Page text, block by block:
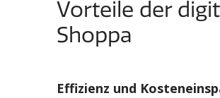
Vorteile der
Shoppa
Effizienz und